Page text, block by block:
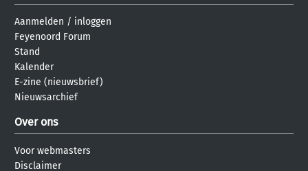
Aanmelden / inloggen
Feyenoord Forum
Stand
Kalender
E-zine (nieuwsbrief)
Nieuwsarchief
Over ons
Voor webmasters
Disclaimer